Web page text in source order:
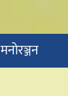
मनोरञ्जन